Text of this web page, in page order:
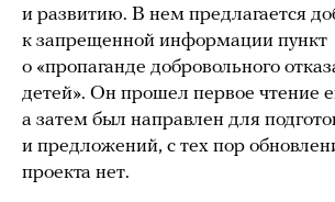
и развитию. В нем предлагается
к запрещенной информации пункт
о «пропаганде добровольного
детей». Он прошел первое чтение
а затем был направлен для
и предложений, с тех пор
проекта нет.